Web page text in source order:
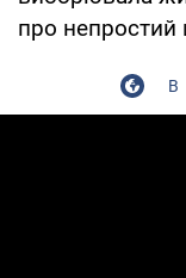
про